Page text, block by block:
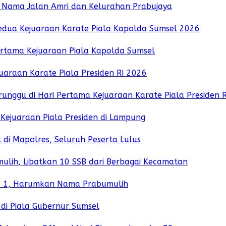
Jalan Amri dan Kelurahan Prabujaya
Kejuaraan Karate Piala Kapolda Sumsel 2026
Kejuaraan Piala Kapolda Sumsel
Karate Piala Presiden RI 2026
di Hari Pertama Kejuaraan Karate Piala Presiden
Piala Presiden di Lampung
Mapolres, Seluruh Peserta Lulus
Libatkan 10 SSB dari Berbagai Kecamatan
1, Harumkan Nama Prabumulih
Piala Gubernur Sumsel